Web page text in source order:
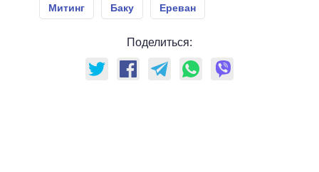
Митинг Баку Ереван
Поделиться: